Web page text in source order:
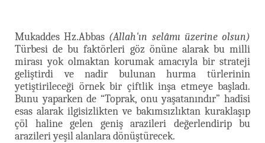
Mukaddes Hz.Abbas (Allah'ın selâmı üzerine olsun)
Türbesi de bu faktörleri göz önüne alarak bu milli
mirası yok olmaktan korumak amacıyla bir strateji
geliştirdi ve nadir bulunan hurma türlerinin
yetiştirileceği örnek bir çiftlik inşa etmeye başladı.
Bunu yaparken de “Toprak, onu yaşatanındır” hadîsi
esas alarak ilgisizlikten ve bakımsızlıktan kuraklaşıp
çöl haline gelen geniş arazileri değerlendirip bu
arazileri yeşil alanlara dönüştürecek.